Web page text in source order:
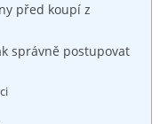
před koupí z
správně postupovat